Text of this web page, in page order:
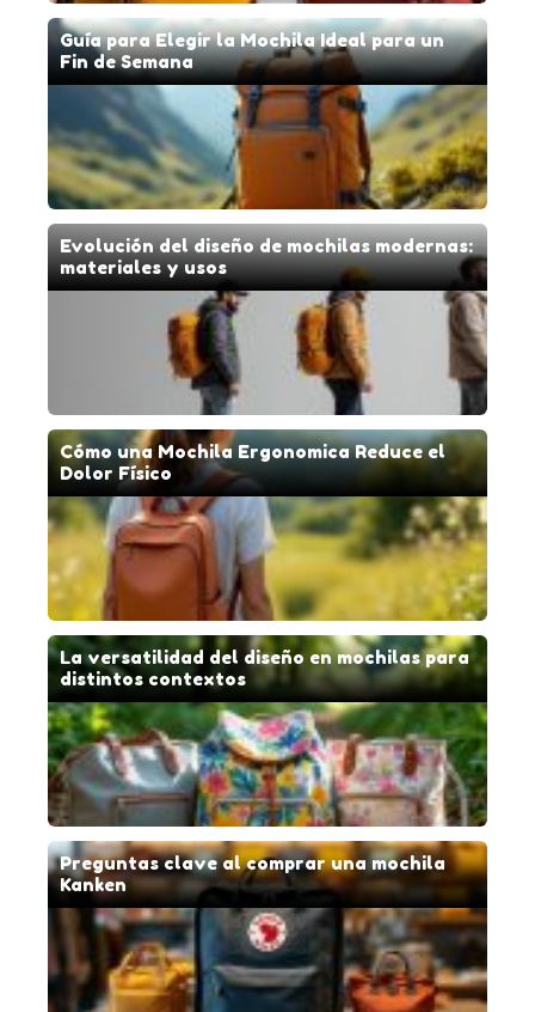
Guía para Elegir la Mochila Ideal para un
Fin de Semana
Evolución del diseño de mochilas modernas:
materiales y usos
Cómo una Mochila Ergonomica Reduce el
Dolor Físico
La versatilidad del diseño en mochilas para
distintos contextos
Preguntas clave al comprar una mochila
Kanken